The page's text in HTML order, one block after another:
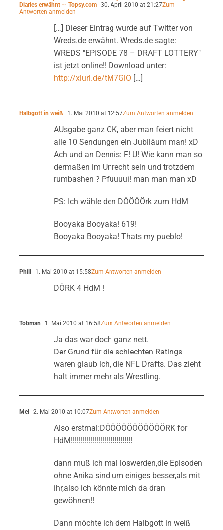
Diaries erwähnt -- Topsy.com 30. April 2010 at 21:27Zum
Antworten anmelden
[…] Dieser Eintrag wurde auf Twitter von
Wreds.de erwähnt. Wreds.de sagte:
WREDS "EPISODE 78 – DRAFT LOTTERY"
ist jetzt online!! Download unter:
http://xlurl.de/tM7GlO […]
Halbgott in weiß 1. Mai 2010 at 12:57Zum Antworten anmelden
AUsgabe ganz OK, aber man feiert nicht
alle 10 Sendungen ein Jubiläum man! xD
Ach und an Dennis: F! U! Wie kann man so
dermaßen im Unrecht sein und trotzdem
rumbashen ? Pfuuuui! man man man xD
PS: Ich wähle den DÖÖÖÖrk zum HdM
Booyaka Booyaka! 619!
Booyaka Booyaka! Thats my pueblo!
Phill 1. Mai 2010 at 15:58Zum Antworten anmelden
DÖRK 4 HdM !
Tobman 1. Mai 2010 at 16:58Zum Antworten anmelden
Ja das war doch ganz nett.
Der Grund für die schlechten Ratings
waren glaub ich, die NFL Drafts. Das zieht
halt immer mehr als Wrestling.
Mel 2. Mai 2010 at 10:07Zum Antworten anmelden
Also erstmal:DÖÖÖÖÖÖÖÖÖÖÖRK for
HdM!!!!!!!!!!!!!!!!!!!!!!!!!!!!!!!
dann muß ich mal loswerden,die Episoden
ohne Anika sind um einiges besser,als mit
ihr,also ich könnte mich da dran
gewöhnen!!
Dann möchte ich dem Halbgott in weiß